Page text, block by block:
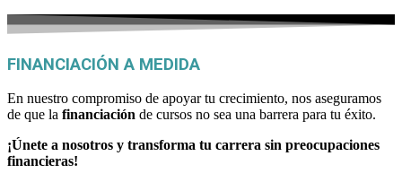
FINANCIACIÓN A MEDIDA
En nuestro compromiso de apoyar tu crecimiento, nos aseguramos
de que la financiación de cursos no sea una barrera para tu éxito.
¡Únete a nosotros y transforma tu carrera sin preocupaciones
financieras!